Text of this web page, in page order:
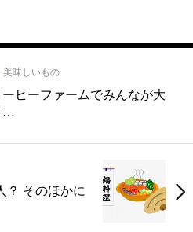
美味しいもの
ヒーファームでみんなが大
…
？ そのほかに